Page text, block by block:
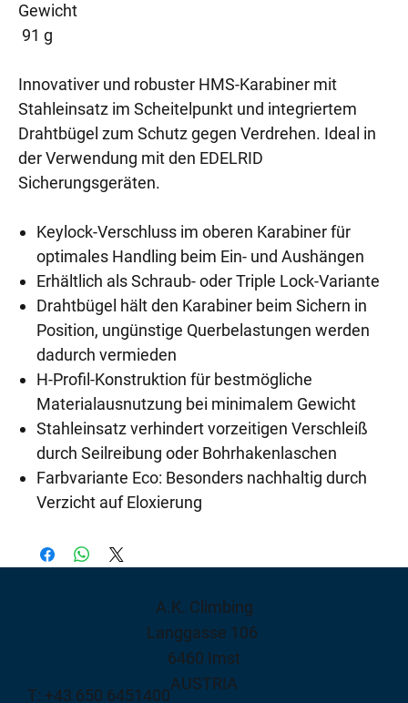
Gewicht
91 g
Innovativer und robuster HMS-Karabiner mit
Stahleinsatz im Scheitelpunkt und integriertem
Drahtbügel zum Schutz gegen Verdrehen. Ideal in
der Verwendung mit den EDELRID
Sicherungsgeräten.
Keylock-Verschluss im oberen Karabiner für
optimales Handling beim Ein- und Aushängen
Erhältlich als Schraub- oder Triple Lock-Variante
Drahtbügel hält den Karabiner beim Sichern in
Position, ungünstige Querbelastungen werden
dadurch vermieden
H-Profil-Konstruktion für bestmögliche
Materialausnutzung bei minimalem Gewicht
Stahleinsatz verhindert vorzeitigen Verschleiß
durch Seilreibung oder Bohrhakenlaschen
Farbvariante Eco: Besonders nachhaltig durch
Verzicht auf Eloxierung
A.K. Climbing
Langgasse 106
6460 Imst
AUSTRIA
T: +43 650 6451400